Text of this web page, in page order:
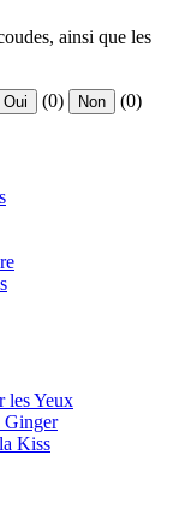
ainsi que les
Oui (0) Non (0)
les Yeux
Ginger
Kiss